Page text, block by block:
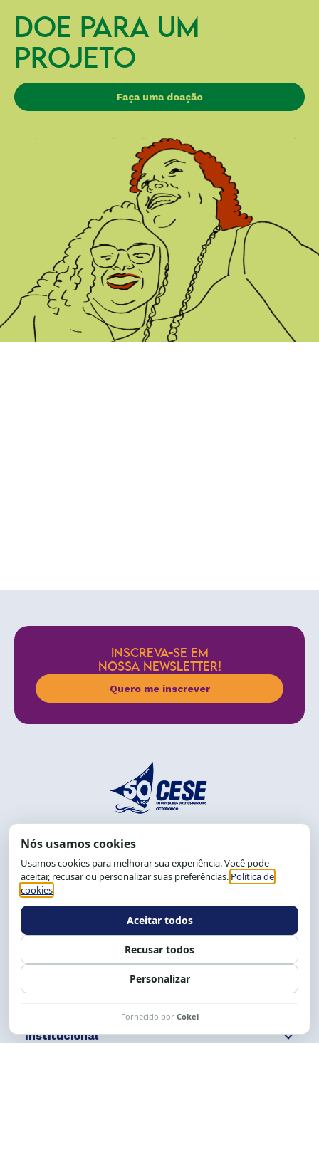
DOE PARA UM
PROJETO
Faça uma doação
INSCREVA-SE EM
NOSSA NEWSLETTER!
Quero me inscrever
End.: R. da Graça, 150. Graça
CEP: 40.150-055
Salvador-BA, Brasil.
Tel.: (71) 2104-5457, Cel.: (71) 9 9239-2104 ou 2105
Expediente: 8h às 12h e 13 às 17h.
Siga nossas redes Fale conosco
Institucional